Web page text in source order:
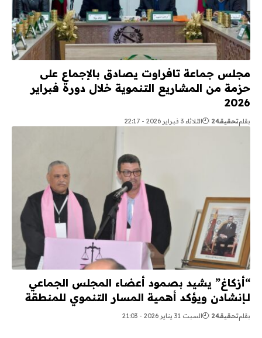
مجلس جماعة تافراوت يصادق بالإجماع على
حزمة من المشاريع التنموية خلال دورة فبراير
2026
بقلمتحقيقـ24 الثلاثاء 3 فبراير 2026 - 22:17
“أزكاغ” يشيد بصمود أعضاء المجلس الجماعي
لـإنشادن ويؤكد أهمية المسار التنموي للمنطقة
بقلمتحقيقـ24 السبت 31 يناير 2026 - 21:03